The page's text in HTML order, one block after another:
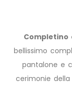
Completino
bellissimo
pantalone e
cerimonie